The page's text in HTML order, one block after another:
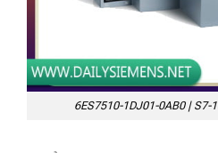
6ES7510-1DJ01-0AB0 | S7-